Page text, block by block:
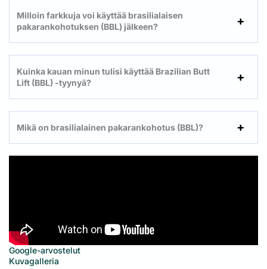
Milloin farkkuja voi käyttää brasilialaisen
pakarankohotuksen (BBL) jälkeen?
Kuinka kauan minun tulisi käyttää Brazilian Butt
Lift (BBL) -tyynyä?
Mikä on brasilialainen pakarankohotus (BBL)?
Google-arvostelut
Kuvagalleria